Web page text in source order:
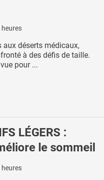
heures
aux déserts médicaux,
à des défis de taille.
pour ...
LÉGERS :
le sommeil
heures